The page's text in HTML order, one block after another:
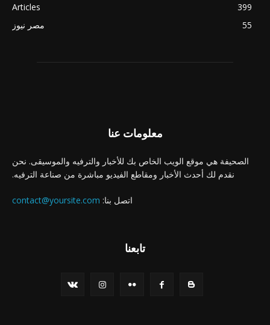
Articles
399
مصر نيوز
55
معلومات عنا
الصحيفة هي موقع الويب الخاص بك للأخبار والترفيه والموسيقى. نحن
نقدم لك أحدث الأخبار ومقاطع الفيديو مباشرة من صناعة الترفيه.
اتصل بنا: contact@yoursite.com
تابعنا